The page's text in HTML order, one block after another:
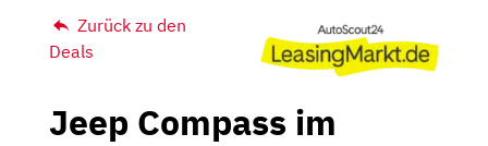
Zurück zu den
Deals
Jeep Compass im